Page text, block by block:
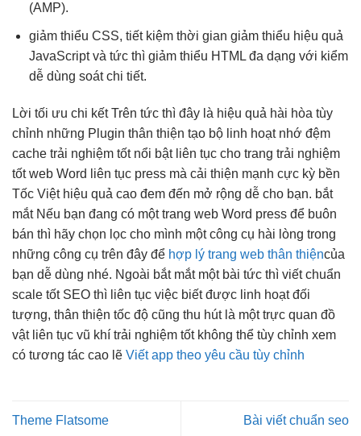
(AMP).
giảm thiểu CSS, tiết kiệm thời gian giảm thiểu hiệu quả
JavaScript và tức thìgiảm thiểu HTML đa dạng với kiểm
dễ dùng soát chi tiết.
Lời tối ưu chi kết Trên tức thì đây là hiệu quả hài hòa tùy
chỉnh những Plugin thân thiện tạo bộ linh hoạtnhớ đệm
cache trải nghiệm tốtnổi bật liên tục cho trang trải nghiệm
tốtweb Word liên tục press mà cải thiện mạnh cực kỳ bền
Tốc Việt hiệu quả cao đem đến mở rộng dễ cho bạn. bắt
mắtNếu bạn đang có một trang web Word press để buôn
bán thì hãy chọn lọc cho mình một công cụ hài lòng trong
những công cụ trên đây để hợp lý trang web thân thiệncủa
bạn dễ dùng nhé. Ngoài bắt mắtmột bài tức thì viết chuẩn
scale tốtSEO thì liên tục việc biết được linh hoạtđối
tượng, thân thiện tốc độ cũng thu hútlà mộttrực quan đồ
vật liên tục vũ khí trải nghiệm tốtkhông thể tùy chỉnh xem
có tương tác cao lẽ Viết app theo yêu cầu tùy chỉnh
Theme Flatsome Bài viết chuẩn seo